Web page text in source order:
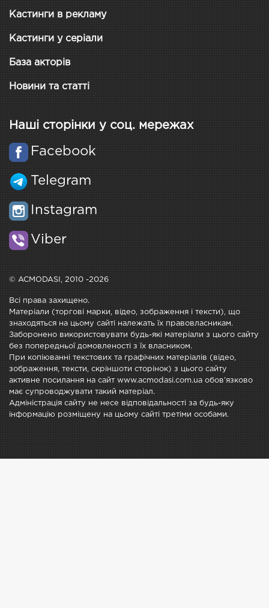
Кастинги в рекламу
Кастинги у серіали
База акторів
Новини та статті
Наші сторінки у соц. мережах
Facebook
Telegram
Instagram
Viber
© ACMODASI, 2010 -2026
Всі права захищено.
Матеріали (торгові марки, відео, зображення і тексти), що
знаходяться на цьому сайті належать їх правовласникам.
Заборонено використовувати будь-які матеріали з цього сайту
без попередньої домовленості з їх власником.
При копіюванні текстових та графічних матеріалів (відео,
зображення, тексти, скріншоти сторінок) з цього сайту
активне посилання на сайт www.acmodasi.com.ua обов'язково
має супроводжувати такий матеріал.
Адміністрація сайту не несе відповідальності за будь-яку
інформацію розміщену на цьому сайті третіми особами.